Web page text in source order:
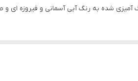
آمیزی شده به رنگ آبی آسمانی و فیروزه